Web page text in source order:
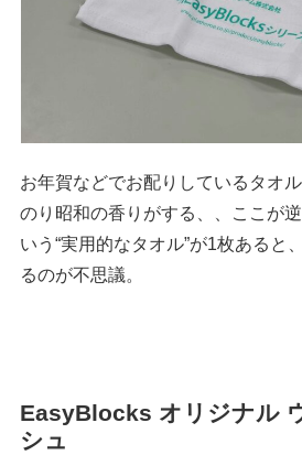
お年賀などでお配りしているタオ
のり昭和の香りがする、、ここが
いう“実用的なタオル”が1枚あると
るのが不思議。
EasyBlocks オリジナル
シュ